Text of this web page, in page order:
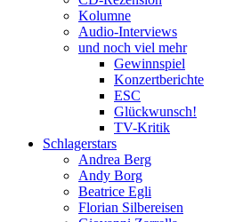
Kolumne
Audio-Interviews
und noch viel mehr
Gewinnspiel
Konzertberichte
ESC
Glückwunsch!
TV-Kritik
Schlagerstars
Andrea Berg
Andy Borg
Beatrice Egli
Florian Silbereisen